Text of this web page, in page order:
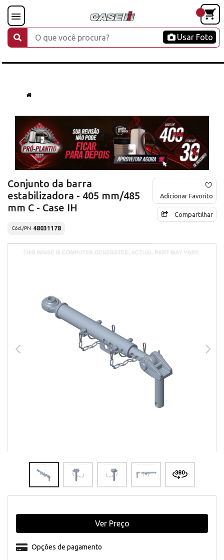
Usar Foto
Conjunto da barra
estabilizadora - 405 mm/485
mm C - Case IH
Cód./PN 48031178
Adicionar Favorito
Compartilhar
Opções de pagamento
Ver Preço